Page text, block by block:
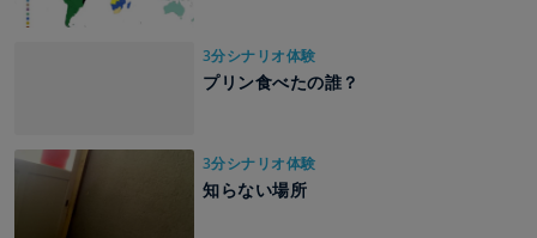
3分シナリオ体験
プリン食べたの誰？
3分シナリオ体験
知らない場所